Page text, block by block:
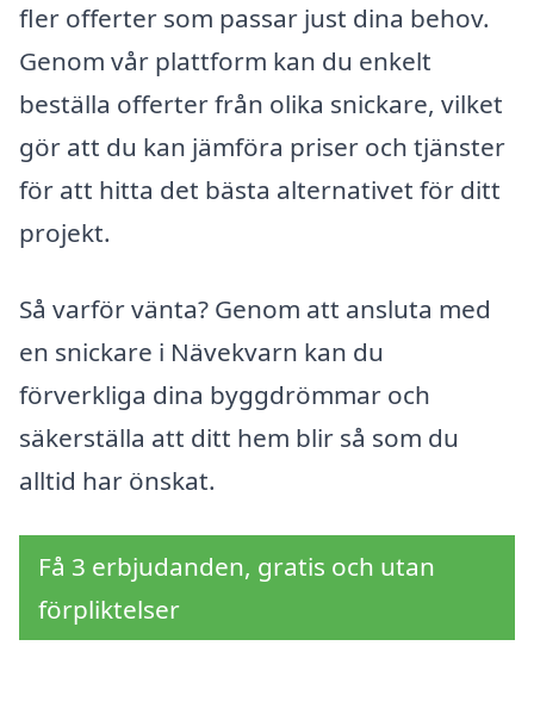
fler offerter som passar just dina behov.
Genom vår plattform kan du enkelt
beställa offerter från olika snickare, vilket
gör att du kan jämföra priser och tjänster
för att hitta det bästa alternativet för ditt
projekt.
Så varför vänta? Genom att ansluta med
en snickare i Nävekvarn kan du
förverkliga dina byggdrömmar och
säkerställa att ditt hem blir så som du
alltid har önskat.
Få 3 erbjudanden, gratis och utan
förpliktelser